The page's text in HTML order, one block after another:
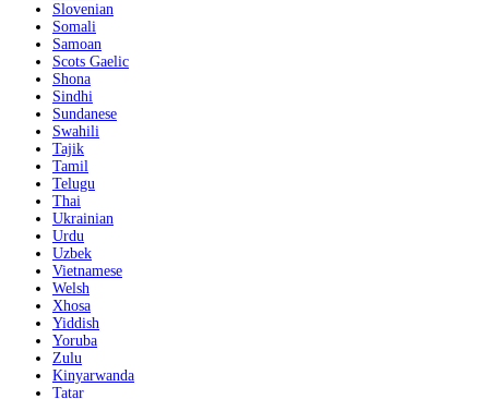
Slovenian
Somali
Samoan
Scots Gaelic
Shona
Sindhi
Sundanese
Swahili
Tajik
Tamil
Telugu
Thai
Ukrainian
Urdu
Uzbek
Vietnamese
Welsh
Xhosa
Yiddish
Yoruba
Zulu
Kinyarwanda
Tatar